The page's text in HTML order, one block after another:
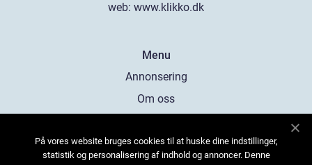
web: www.klikko.dk
Menu
Annonsering
Om oss
Kontakta oss
På vores website bruges cookies til at huske dine indstillinger,
statistik og personalisering af indhold og annoncer. Denne